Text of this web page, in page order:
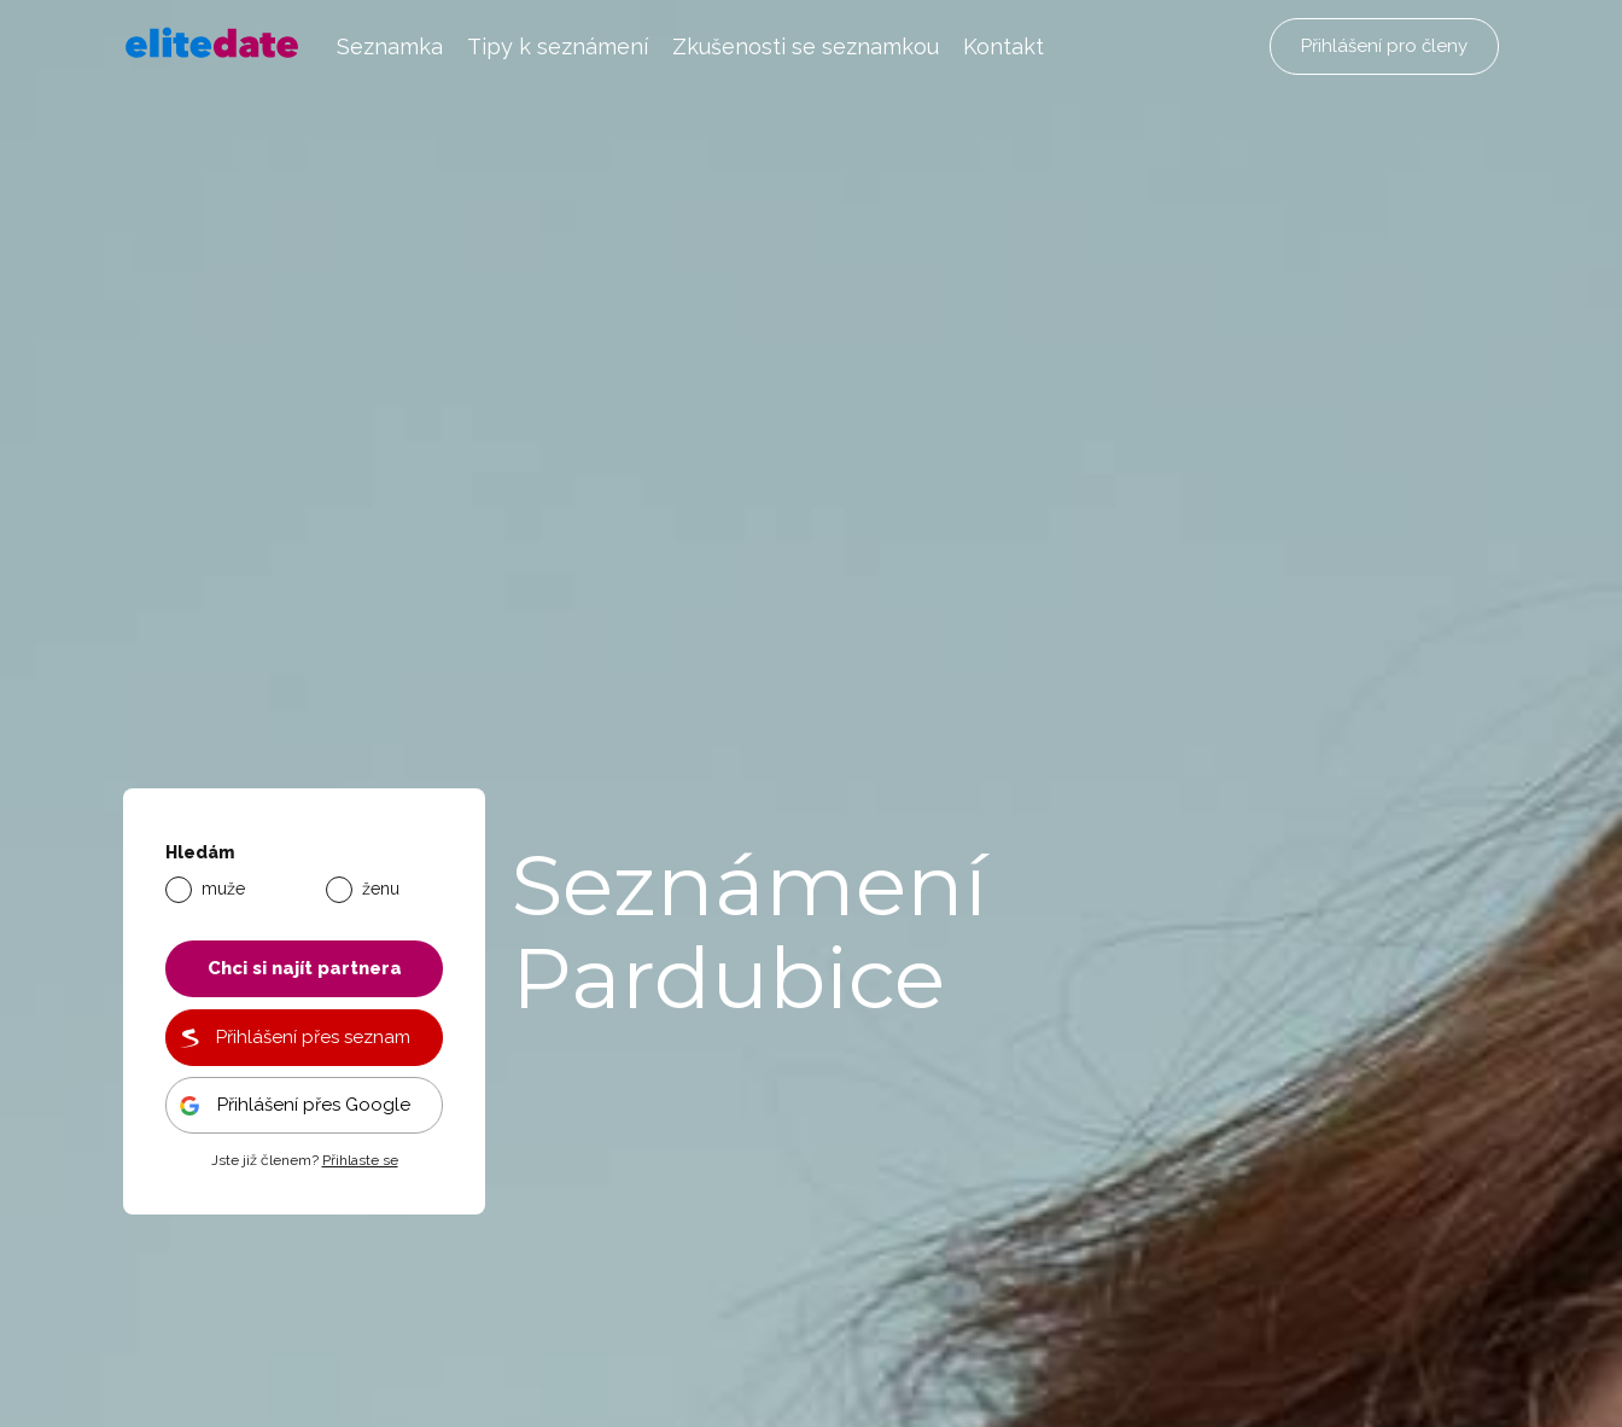
Seznamka Tipy k seznámení Zkušenosti se seznamkou Kontakt Přihlášení pro členy
Hledám
muže
ženu
Chci si najít partnera
Přihlášení přes seznam
Přihlášení přes Google
Jste již členem? Přihlaste se
Seznámení
Pardubice